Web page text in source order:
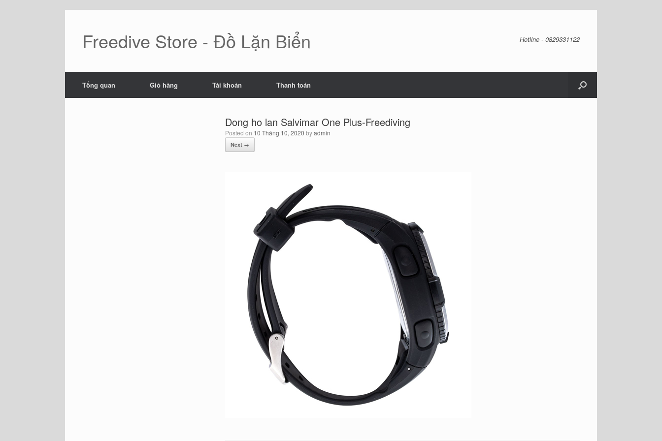
Freedive Store - Đồ Lặn Biển Hotline - 0829331122
Tổng quan Giỏ hàng Tài khoản Thanh toán
Dong ho lan Salvimar One Plus-Freediving
Posted on 10 Tháng 10, 2020 byadmin
Next →